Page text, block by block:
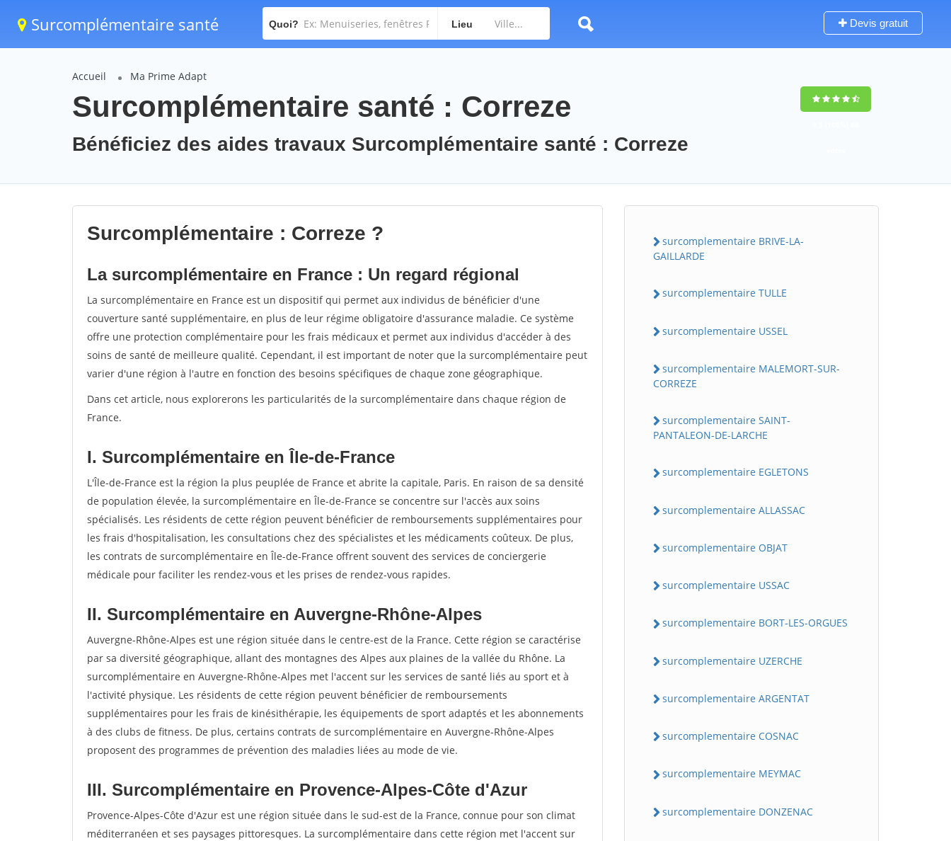
Surcomplémentaire santé Quoi? Lieu Devis gratuit
Accueil Ma Prime Adapt
Surcomplémentaire santé : Correze
Bénéficiez des aides travaux Surcomplémentaire santé : Correze
Surcomplémentaire : Correze ?
La surcomplémentaire en France : Un regard régional
La surcomplémentaire en France est un dispositif qui permet aux individus de bénéficier d'une
couverture santé supplémentaire, en plus de leur régime obligatoire d'assurance maladie. Ce système
offre une protection complémentaire pour les frais médicaux et permet aux individus d'accéder à des
soins de santé de meilleure qualité. Cependant, il est important de noter que la surcomplémentaire peut
varier d'une région à l'autre en fonction des besoins spécifiques de chaque zone géographique.
Dans cet article, nous explorerons les particularités de la surcomplémentaire dans chaque région de
France.
I. Surcomplémentaire en Île-de-France
L'Île-de-France est la région la plus peuplée de France et abrite la capitale, Paris. En raison de sa densité
de population élevée, la surcomplémentaire en Île-de-France se concentre sur l'accès aux soins
spécialisés. Les résidents de cette région peuvent bénéficier de remboursements supplémentaires pour
les frais d'hospitalisation, les consultations chez des spécialistes et les médicaments coûteux. De plus,
les contrats de surcomplémentaire en Île-de-France offrent souvent des services de conciergerie
médicale pour faciliter les rendez-vous et les prises de rendez-vous rapides.
II. Surcomplémentaire en Auvergne-Rhône-Alpes
Auvergne-Rhône-Alpes est une région située dans le centre-est de la France. Cette région se caractérise
par sa diversité géographique, allant des montagnes des Alpes aux plaines de la vallée du Rhône. La
surcomplémentaire en Auvergne-Rhône-Alpes met l'accent sur les services de santé liés au sport et à
l'activité physique. Les résidents de cette région peuvent bénéficier de remboursements
supplémentaires pour les frais de kinésithérapie, les équipements de sport adaptés et les abonnements
à des clubs de fitness. De plus, certains contrats de surcomplémentaire en Auvergne-Rhône-Alpes
proposent des programmes de prévention des maladies liées au mode de vie.
III. Surcomplémentaire en Provence-Alpes-Côte d'Azur
Provence-Alpes-Côte d'Azur est une région située dans le sud-est de la France, connue pour son climat
méditerranéen et ses paysages pittoresques. La surcomplémentaire dans cette région met l'accent sur
surcomplementaire BRIVE-LA-
GAILLARDE
surcomplementaire TULLE
surcomplementaire USSEL
surcomplementaire MALEMORT-SUR-
CORREZE
surcomplementaire SAINT-
PANTALEON-DE-LARCHE
surcomplementaire EGLETONS
surcomplementaire ALLASSAC
surcomplementaire OBJAT
surcomplementaire USSAC
surcomplementaire BORT-LES-ORGUES
surcomplementaire UZERCHE
surcomplementaire ARGENTAT
surcomplementaire COSNAC
surcomplementaire MEYMAC
surcomplementaire DONZENAC